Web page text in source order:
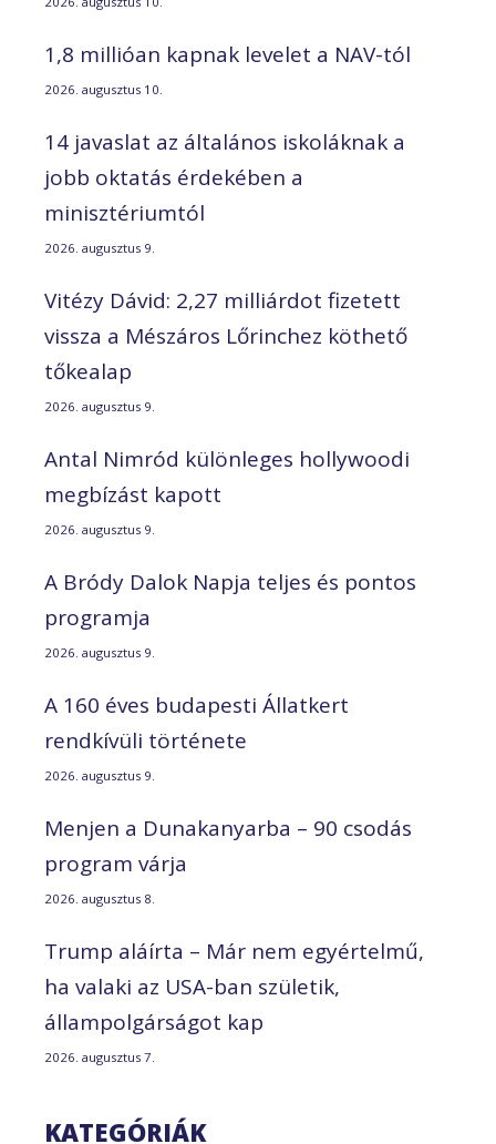
1,8 millióan kapnak levelet a NAV-tól
2026. augusztus 10.
14 javaslat az általános iskoláknak a
jobb oktatás érdekében a
minisztériumtól
2026. augusztus 9.
Vitézy Dávid: 2,27 milliárdot fizetett
vissza a Mészáros Lőrinchez köthető
tőkealap
2026. augusztus 9.
Antal Nimród különleges hollywoodi
megbízást kapott
2026. augusztus 9.
A Bródy Dalok Napja teljes és pontos
programja
2026. augusztus 9.
A 160 éves budapesti Állatkert
rendkívüli története
2026. augusztus 9.
Menjen a Dunakanyarba – 90 csodás
program várja
2026. augusztus 8.
Trump aláírta – Már nem egyértelmű,
ha valaki az USA-ban születik,
állampolgárságot kap
2026. augusztus 7.
KATEGÓRIÁK